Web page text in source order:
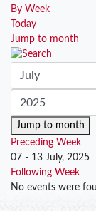
By Week
Today
Jump to month
Jump to month
Preceding Week
07 - 13 July, 2025
Following Week
No events were